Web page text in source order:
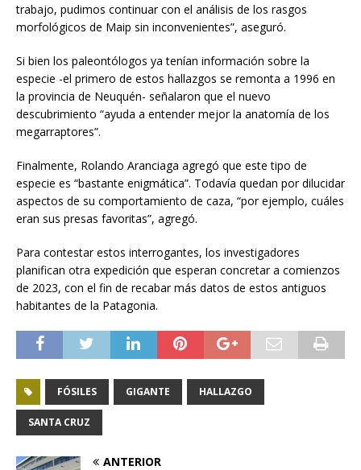
trabajo, pudimos continuar con el análisis de los rasgos
morfológicos de Maip sin inconvenientes”, aseguró.
Si bien los paleontólogos ya tenían información sobre la
especie -el primero de estos hallazgos se remonta a 1996 en
la provincia de Neuquén- señalaron que el nuevo
descubrimiento “ayuda a entender mejor la anatomía de los
megarraptores”.
Finalmente, Rolando Aranciaga agregó que este tipo de
especie es “bastante enigmática”. Todavía quedan por dilucidar
aspectos de su comportamiento de caza, “por ejemplo, cuáles
eran sus presas favoritas”, agregó.
Para contestar estos interrogantes, los investigadores
planifican otra expedición que esperan concretar a comienzos
de 2023, con el fin de recabar más datos de estos antiguos
habitantes de la Patagonia.
FÓSILES GIGANTE HALLAZGO
SANTA CRUZ
ANTERIOR